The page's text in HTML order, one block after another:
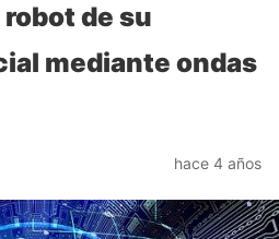
de su
mediante ondas
hace 4 años